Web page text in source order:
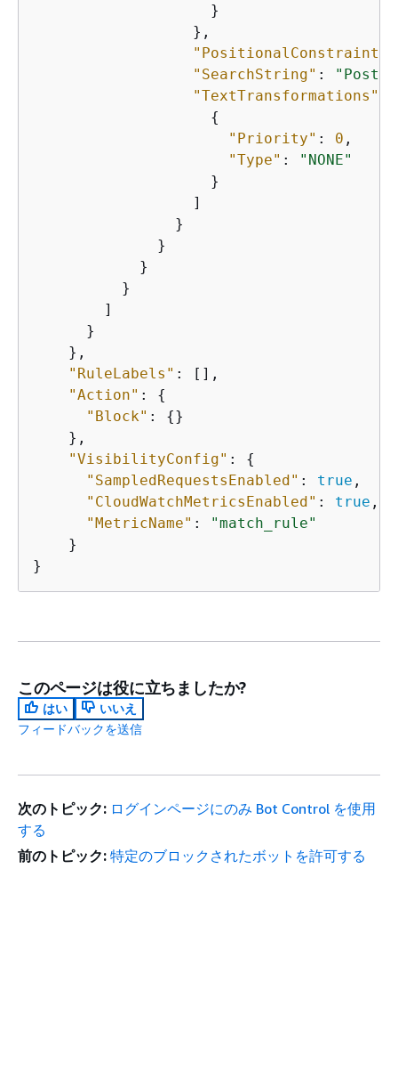
                    }
                  },
"PositionalConstraint"
"SearchString" :
"TextTransformations"
{
"Priority" : 0 ,
"Type" :
"NONE"
                    }
                  ]
                }
              }
            }
          }
        ]
      }
    },
"RuleLabels" : [],
"Action" : {
"Block" : {}
    },
"VisibilityConfig" : {
"SampledRequestsEnabled" : true ,
"CloudWatchMetricsEnabled" : true ,
"MetricName" :
"match_rule"
    }
}
このページは役に立ちましたか?
はい
いいえ
フィードバックを送信
次のトピック: ログインページにのみ Bot Control を使用
する
前のトピック: 特定のブロックされたボットを許可する